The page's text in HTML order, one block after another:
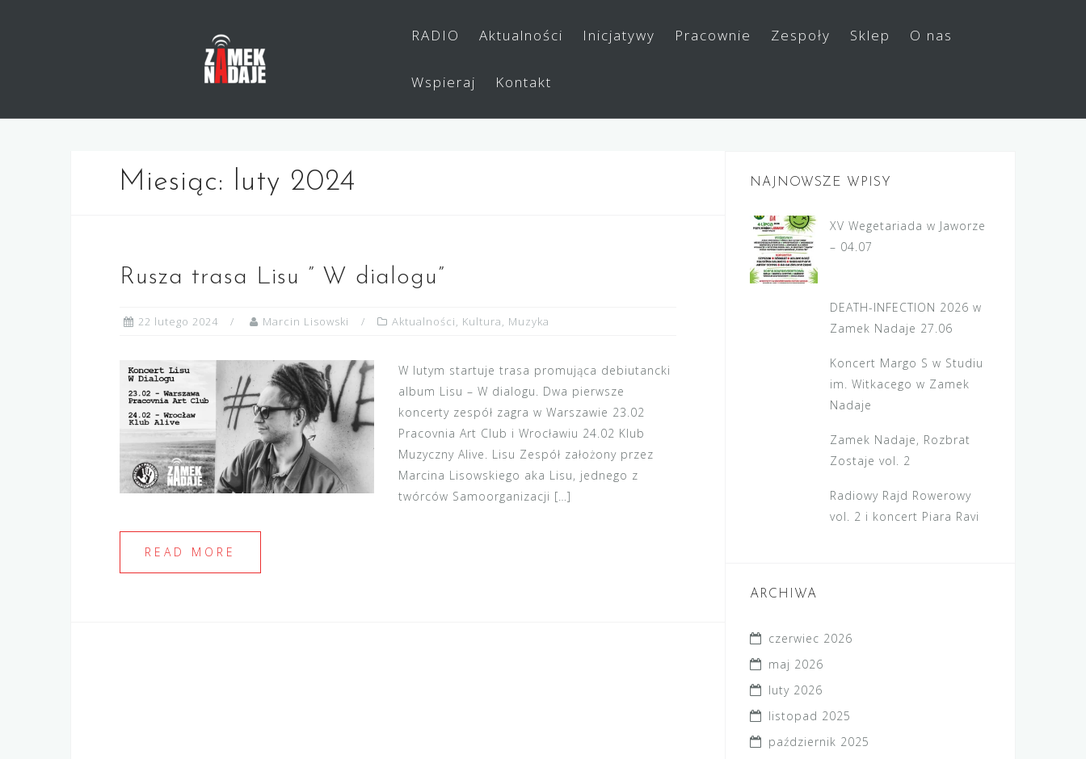
RADIO Aktualności Inicjatywy Pracownie Zespoły Sklep O nas
Wspieraj Kontakt
Miesiąc: luty 2024
Rusza trasa Lisu ” W dialogu”
22 lutego 2024 Marcin Lisowski Aktualności, Kultura, Muzyka
W lutym startuje trasa promująca debiutancki
album Lisu – W dialogu. Dwa pierwsze
koncerty zespół zagra w Warszawie 23.02
Pracovnia Art Club i Wrocławiu 24.02 Klub
Muzyczny Alive. Lisu Zespół założony przez
Marcina Lisowskiego aka Lisu, jednego z
twórców Samoorganizacji […]
READ MORE
NAJNOWSZE WPISY
XV Wegetariada w Jaworze
– 04.07
DEATH-INFECTION 2026 w
Zamek Nadaje 27.06
Koncert Margo S w Studiu
im. Witkacego w Zamek
Nadaje
Zamek Nadaje, Rozbrat
Zostaje vol. 2
Radiowy Rajd Rowerowy
vol. 2 i koncert Piara Ravi
ARCHIWA
czerwiec 2026
maj 2026
luty 2026
listopad 2025
październik 2025